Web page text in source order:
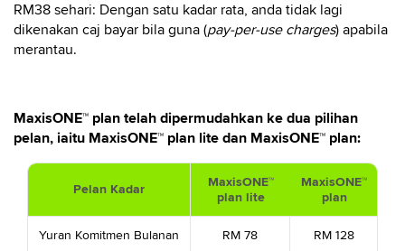
RM38 sehari: Dengan satu kadar rata, anda tidak lagi
dikenakan caj bayar bila guna (pay-per-use charges) apabila
merantau.
MaxisONE™ plan telah dipermudahkan ke dua pilihan
pelan, iaitu MaxisONE™ plan lite dan MaxisONE™ plan:
Pelan Kadar
MaxisONE™
plan lite
MaxisONE™
plan
Yuran Komitmen Bulanan RM 78 RM 128